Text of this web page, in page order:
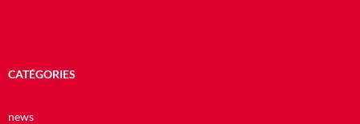
CATÉGORIES
news